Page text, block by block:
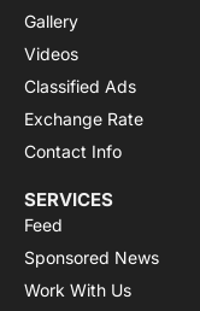
Gallery
Videos
Classified Ads
Exchange Rate
Contact Info
SERVICES
Feed
Sponsored News
Work With Us